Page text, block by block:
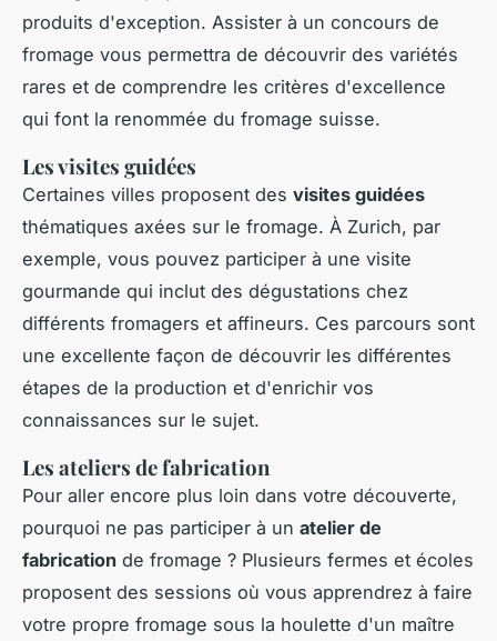
produits d'exception. Assister à un concours de
fromage vous permettra de découvrir des variétés
rares et de comprendre les critères d'excellence
qui font la renommée du fromage suisse.
Les visites guidées
Certaines villes proposent des visites guidées
thématiques axées sur le fromage. À Zurich, par
exemple, vous pouvez participer à une visite
gourmande qui inclut des dégustations chez
différents fromagers et affineurs. Ces parcours sont
une excellente façon de découvrir les différentes
étapes de la production et d'enrichir vos
connaissances sur le sujet.
Les ateliers de fabrication
Pour aller encore plus loin dans votre découverte,
pourquoi ne pas participer à un atelier de
fabrication de fromage ? Plusieurs fermes et écoles
proposent des sessions où vous apprendrez à faire
votre propre fromage sous la houlette d'un maître